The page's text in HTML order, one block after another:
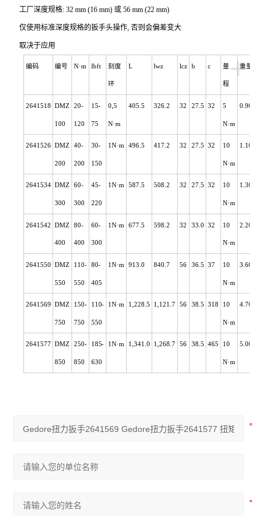
工厂深度规格: 32 mm (16 mm) 或 56 mm (22 mm)
仅使用标准深度规格的扳手头操作, 否则会偏差变大
取决于应用
+
编码 编号 N·m lbft 刻度
环
L lwz lcz b c 量
程
重量
2641518 DMZ
100
20-
120
15-
75
0,5
N·m
405.5 326.2 32 27.5 32 5
N·m
0.900
2641526 DMZ
200
40-
200
30-
150
1N·m 496.5 417.2 32 27.5 32 10
N·m
1.100
2641534 DMZ
300
60-
300
45-
220
1N·m 587.5 508.2 32 27.5 32 10
N·m
1.300
2641542 DMZ
400
80-
400
60-
300
1N·m 677.5 598.2 32 33.0 32 10
N·m
2.200
2641550 DMZ
550
110-
550
80-
405
1N·m 913.0 840.7 56 36.5 37 10
N·m
3.600
2641569 DMZ
750
150-
750
110-
550
1N·m 1,228.5 1,121.7 56 38.5 318 10
N·m
4.700
2641577 DMZ
850
250-
850
185-
630
1N·m 1,341.0 1,268.7 56 38.5 465 10
N·m
5.000